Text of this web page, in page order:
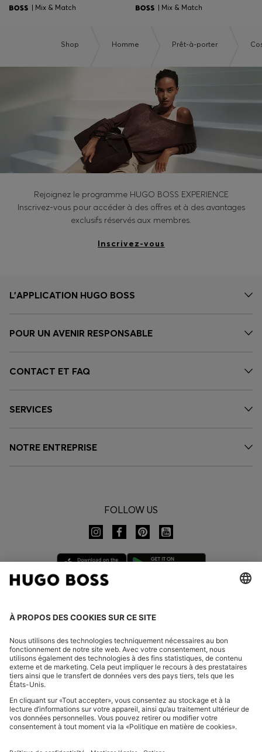
| Mix & Match | Mix & Match
Shop Homme Prêt-à-porter
Rejoignez le programme HUGO BOSS EXPERIENCE
Inscrivez-vous pour accéder à des offres et à des avantages
exclusifs réservés aux membres.
Inscrivez-vous
L’APPLICATION HUGO BOSS
POUR UN AVENIR RESPONSABLE
CONTACT ET FAQ
SERVICES
NOTRE ENTREPRISE
FOLLOW US
Se rétracter
Déclaration relative à l'accessibilité
Protection des données HUGO BOSS EXPERIENCE